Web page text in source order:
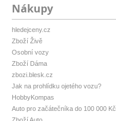
Nákupy
hledejceny.cz
Zboží Živě
Osobní vozy
Zboží Dáma
zbozi.blesk.cz
Jak na prohlídku ojetého vozu?
HobbyKompas
Auto pro začátečníka do 100 000 Kč